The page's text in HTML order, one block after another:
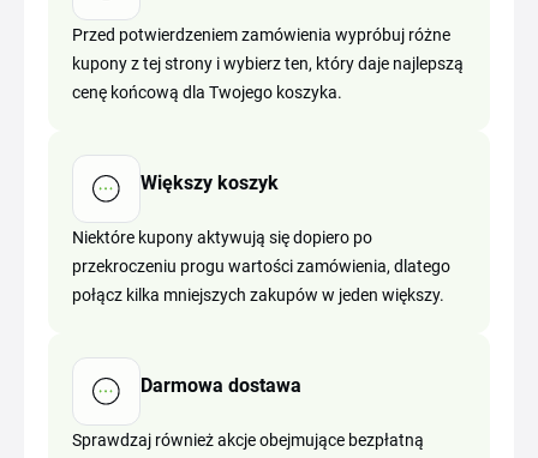
Przed potwierdzeniem zamówienia wypróbuj różne
kupony z tej strony i wybierz ten, który daje najlepszą
cenę końcową dla Twojego koszyka.
Większy koszyk
Niektóre kupony aktywują się dopiero po
przekroczeniu progu wartości zamówienia, dlatego
połącz kilka mniejszych zakupów w jeden większy.
Darmowa dostawa
Sprawdzaj również akcje obejmujące bezpłatną